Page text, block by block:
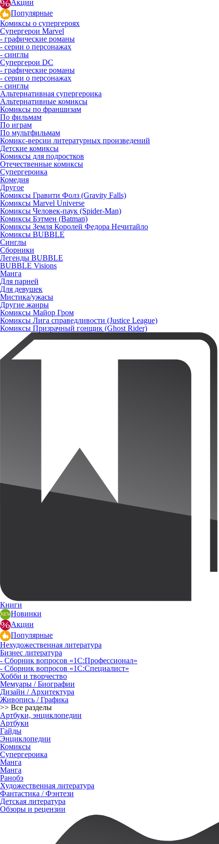
Акции
Популярные
Комиксы о супергероях
Супергерои Marvel
- графические романы
- серии о персонажах
- синглы
Супергерои DC
- графические романы
- серии о персонажах
- синглы
Альтернативная супергероика
Альтернативные комиксы
Комиксы по франшизам
По фильмам
По играм
По мультфильмам
Комикс-версии литературных произведений
Детские комиксы
Комиксы для подростков
Отечественные комиксы
Супергероика
Комедия
Другое
Комиксы Гравити Фолз (Gravity Falls)
Комиксы Marvel Universe
Комиксы Человек-паук (Spider-Man)
Комиксы Бэтмен (Batman)
Комиксы Земля Королей Федора Нечитайло
Комиксы BUBBLE
Синглы
Сборники
Легенды BUBBLE
BUBBLE Visions
Манга
Для парней
Для девушек
Мистика/ужасы
Другие жанры
Комиксы Майор Гром
Комиксы Лига справедливости (Justice League)
Комиксы Призрачный гонщик (Ghost Rider)
Книги
Новинки
Акции
Популярные
Нехудожественная литература
Бизнес литература
- Сборник вопросов «1С:Профессионал»
- Сборник вопросов «1С:Специалист»
Хобби и творчество
Мемуары / Биографии
Дизайн / Архитектура
Живопись / Графика
>> Все разделы
Артбуки, энциклопедии
Артбуки
Гайды
Энциклопедии
Комиксы
Супергероика
Манга
Манга
Ранобэ
Художественная литература
Фантастика / Фэнтези
Детская литература
Обзоры и рецензии